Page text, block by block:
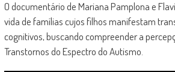
O documentário de Mariana Pamplona e
vida de famílias cujos filhos manifestam
cognitivos, buscando compreender a
Transtornos do Espectro do Autismo.